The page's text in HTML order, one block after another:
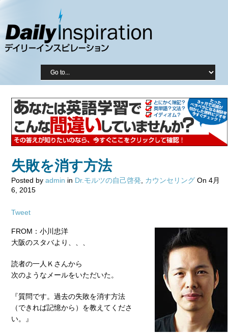
失敗を消す方法
Posted by admin in Dr.モルツの自己啓発 カウンセリング On 4月
6, 2015
Tweet
FROM：小川忠洋
大阪のスタバより、、、
読者の一人Ｋさんから
次のようなメールをいただいた。
『質問です。過去の失敗を消す方法
（できれば記憶から）を教えてくださ
い。』